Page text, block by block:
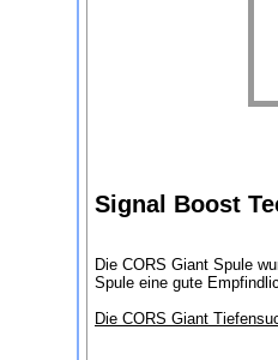
Signal Boost
Die CORS Giant Spule
Spule eine gute
Die CORS Giant